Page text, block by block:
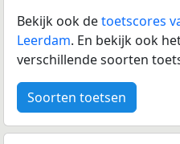
Bekijk ook detoetscores
Leerdam. En bekijk ook
verschillende soorten
Soorten toetsen